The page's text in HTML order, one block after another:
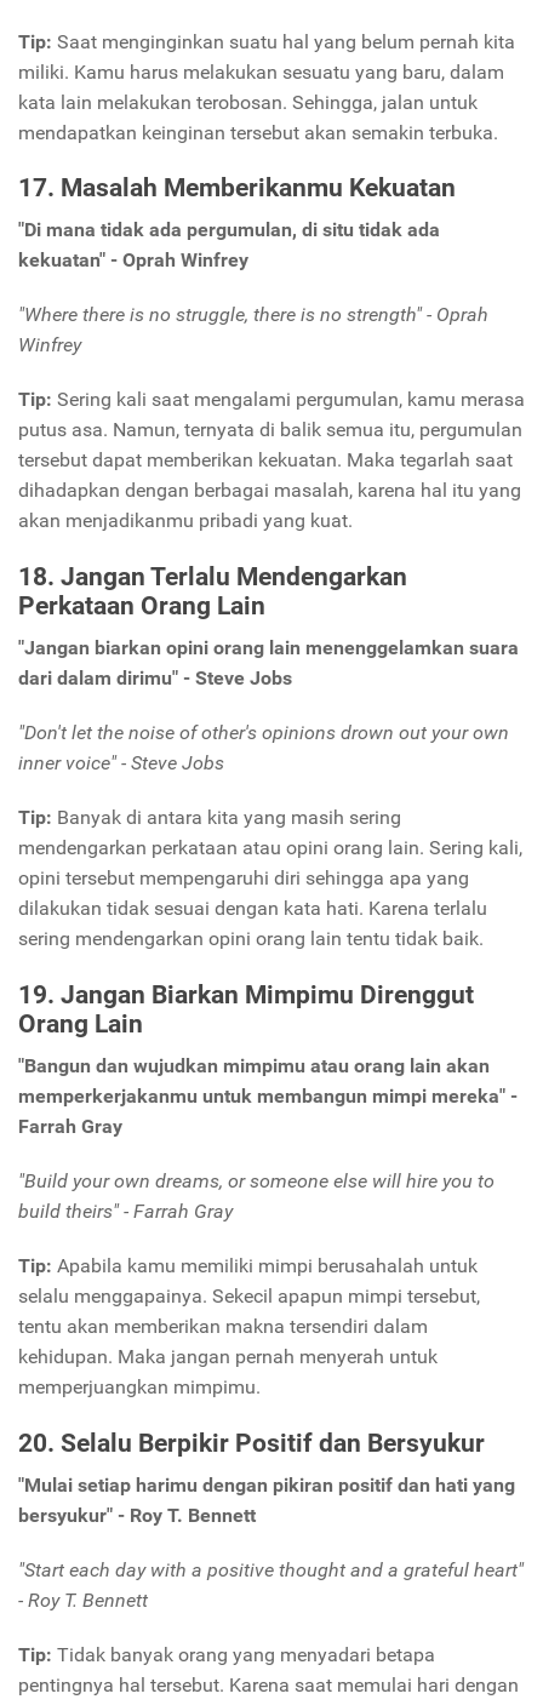
Tip: Saat menginginkan suatu hal yang belum pernah kita
miliki. Kamu harus melakukan sesuatu yang baru, dalam
kata lain melakukan terobosan. Sehingga, jalan untuk
mendapatkan keinginan tersebut akan semakin terbuka.
17. Masalah Memberikanmu Kekuatan
"Di mana tidak ada pergumulan, di situ tidak ada
kekuatan" - Oprah Winfrey
"Where there is no struggle, there is no strength" - Oprah
Winfrey
Tip: Sering kali saat mengalami pergumulan, kamu merasa
putus asa. Namun, ternyata di balik semua itu, pergumulan
tersebut dapat memberikan kekuatan. Maka tegarlah saat
dihadapkan dengan berbagai masalah, karena hal itu yang
akan menjadikanmu pribadi yang kuat.
18. Jangan Terlalu Mendengarkan
Perkataan Orang Lain
"Jangan biarkan opini orang lain menenggelamkan suara
dari dalam dirimu" - Steve Jobs
"Don't let the noise of other's opinions drown out your own
inner voice" - Steve Jobs
Tip: Banyak di antara kita yang masih sering
mendengarkan perkataan atau opini orang lain. Sering kali,
opini tersebut mempengaruhi diri sehingga apa yang
dilakukan tidak sesuai dengan kata hati. Karena terlalu
sering mendengarkan opini orang lain tentu tidak baik.
19. Jangan Biarkan Mimpimu Direnggut
Orang Lain
"Bangun dan wujudkan mimpimu atau orang lain akan
memperkerjakanmu untuk membangun mimpi mereka" -
Farrah Gray
"Build your own dreams, or someone else will hire you to
build theirs" - Farrah Gray
Tip: Apabila kamu memiliki mimpi berusahalah untuk
selalu menggapainya. Sekecil apapun mimpi tersebut,
tentu akan memberikan makna tersendiri dalam
kehidupan. Maka jangan pernah menyerah untuk
memperjuangkan mimpimu.
20. Selalu Berpikir Positif dan Bersyukur
"Mulai setiap harimu dengan pikiran positif dan hati yang
bersyukur" - Roy T. Bennett
"Start each day with a positive thought and a grateful heart"
- Roy T. Bennett
Tip: Tidak banyak orang yang menyadari betapa
pentingnya hal tersebut. Karena saat memulai hari dengan